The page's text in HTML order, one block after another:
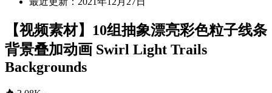
【视频素材】10组抽象漂亮彩色粒子线条
背景叠加动画 Swirl Light Trails
Backgrounds